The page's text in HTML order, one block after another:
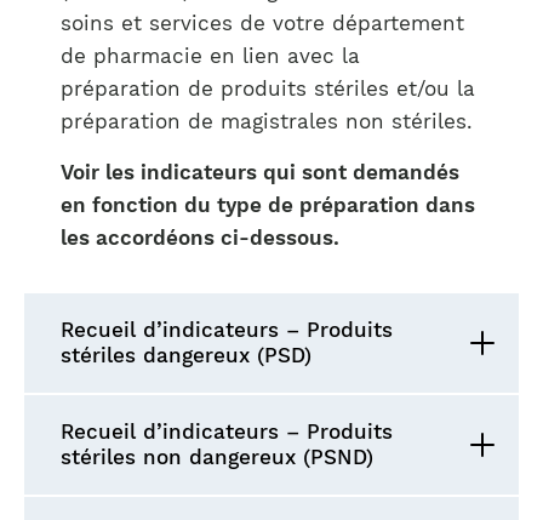
soins et services de votre département
de pharmacie en lien avec la
préparation de produits stériles et/ou la
préparation de magistrales non stériles.
Voir les indicateurs qui sont demandés
en fonction du type de préparation dans
les accordéons ci-dessous.
Recueil d’indicateurs – Produits
stériles dangereux (PSD)
Recueil d’indicateurs – Produits
stériles non dangereux (PSND)